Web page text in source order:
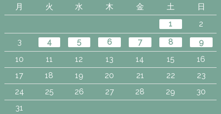
月 火 水 木 金 土
日
1
2
3
4 5 6 7 8
9
10
11 12 13 14 15
16
17
18 19 20 21 22
23
24
25 26 27 28 29
30
31